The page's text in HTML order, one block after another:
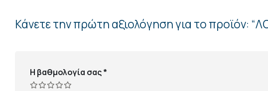
Κάνετε την πρώτη αξιολόγηση για το προϊόν:
Η βαθμολογία σας*